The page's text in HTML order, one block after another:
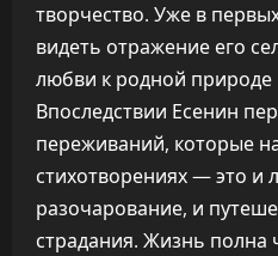
творчество. Уже в
видеть отражение его
любви к родной природе
Впоследствии Есенин
переживаний, которые
стихотворениях — это и
разочарование, и
страдания. Жизнь полна